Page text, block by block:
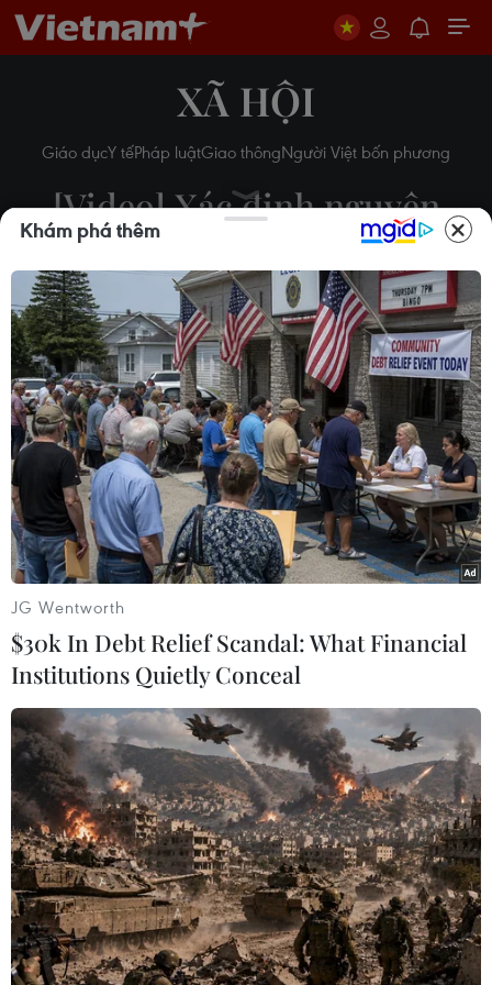
XÃ HỘI
Giáo dụcY tếPháp luậtGiao thôngNgười Việt bốn phương
[Video] Xác định nguyên
nhân vụ tai nạn đường sắt ở
Nam Định
20/09/2014 02:41
Theo dõi VietnamPlus
Nguyên nhân bước đầu đã được xác dịnh là do lái
xe container vi phạm luật giao thông khi cho xe đỗ
trên đường ray.
Khám phá thêm
JG Wentworth
$30k In Debt Relief Scandal: What Financial
Institutions Quietly Conceal